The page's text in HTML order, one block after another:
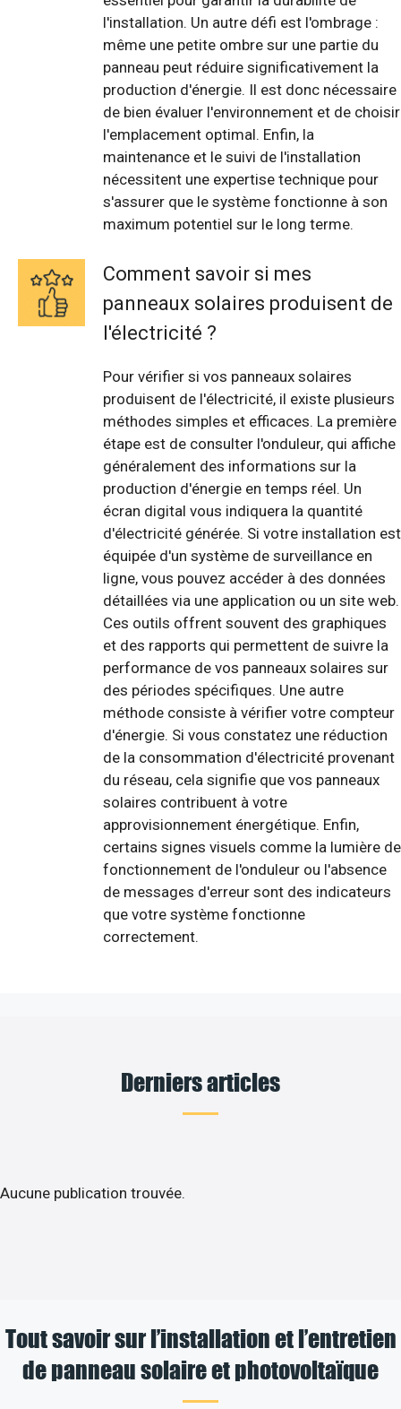
l'installation. Un autre défi est l'ombrage :
même une petite ombre sur une partie du
panneau peut réduire significativement la
production d'énergie. Il est donc nécessaire
de bien évaluer l'environnement et de choisir
l'emplacement optimal. Enfin, la
maintenance et le suivi de l'installation
nécessitent une expertise technique pour
s'assurer que le système fonctionne à son
maximum potentiel sur le long terme.
Comment savoir si mes
panneaux solaires produisent de
l'électricité ?
Pour vérifier si vos panneaux solaires
produisent de l'électricité, il existe plusieurs
méthodes simples et efficaces. La première
étape est de consulter l'onduleur, qui affiche
généralement des informations sur la
production d'énergie en temps réel. Un
écran digital vous indiquera la quantité
d'électricité générée. Si votre installation est
équipée d'un système de surveillance en
ligne, vous pouvez accéder à des données
détaillées via une application ou un site web.
Ces outils offrent souvent des graphiques
et des rapports qui permettent de suivre la
performance de vos panneaux solaires sur
des périodes spécifiques. Une autre
méthode consiste à vérifier votre compteur
d'énergie. Si vous constatez une réduction
de la consommation d'électricité provenant
du réseau, cela signifie que vos panneaux
solaires contribuent à votre
approvisionnement énergétique. Enfin,
certains signes visuels comme la lumière de
fonctionnement de l'onduleur ou l'absence
de messages d'erreur sont des indicateurs
que votre système fonctionne
correctement.
Derniers articles
Aucune publication trouvée.
Tout savoir sur l’installation et l’entretien
de panneau solaire et photovoltaïque